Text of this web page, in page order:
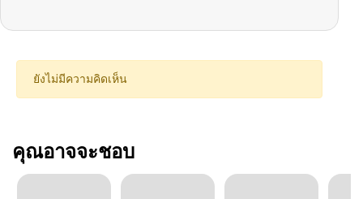
ยังไม่มีความคิดเห็น
คุณอาจจะชอบ